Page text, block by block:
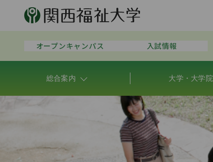
オープンキャンパス 入試情報
総合案内 大学・大学院